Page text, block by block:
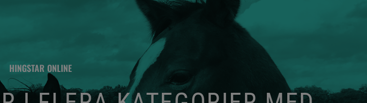
HINGSTAR ONLINE